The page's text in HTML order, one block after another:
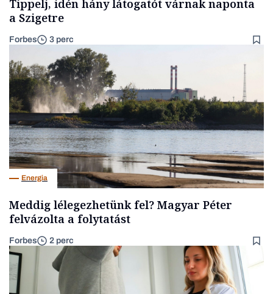
Tippelj, idén hány látogatót várnak naponta
a Szigetre
Forbes 3 perc
Energia
Meddig lélegezhetünk fel? Magyar Péter
felvázolta a folytatást
Forbes 2 perc